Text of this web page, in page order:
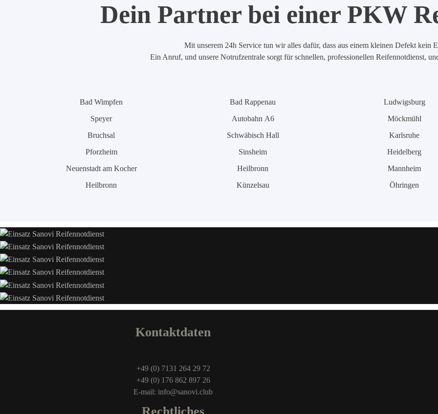
Dein Partner bei einer PKW
Mit unserem 24h Service tun wir alles dafür, dass aus einem kleinen Defekt kein
Ein Anruf, und unsere Notrufzentrale sorgt für schnellen, professionellen Reifennotdienst,
Bad Wimpfen
Speyer
Bruchsal
Pforzheim
Neuenstadt am Kocher
Heilbronn
Bad Rappenau
Autobahn A6
Schwäbisch Hall
Sinsheim
Heilbronn
Künzelsau
Ludwigsburg
Möckmühl
Karlsruhe
Heidelberg
Mannheim
Öhringen
Kontaktdaten
+49 (0) 7131 264 29 72
+49 (0) 176 862 897 26
E-mail: info@sanovi.club
Rechtliches